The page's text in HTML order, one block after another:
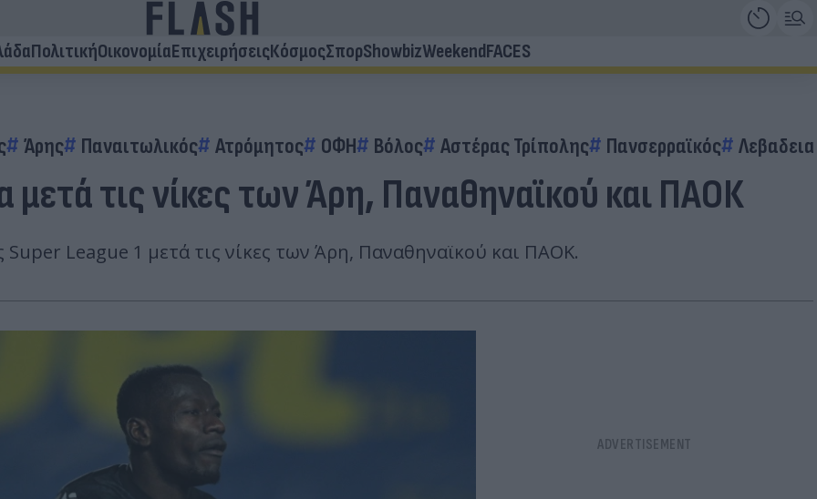
ΠολιτικήΟικονομίαΕπιχειρήσειςΚόσμοςΣπορShowbizWeekendFACES
Άρης Παναιτωλικός Ατρόμητος ΟΦΗ Βόλος Αστέρας Τρίπολης Πανσερραϊκός
μετά τις νίκες των Άρη, Παναθηναϊκού και ΠΑΟΚ
League 1 μετά τις νίκες των Άρη, Παναθηναϊκού και ΠΑΟΚ.